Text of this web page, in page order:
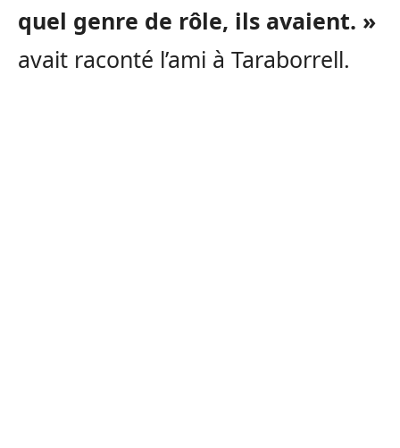
quel genre de rôle, ils avaient. »
avait raconté l’ami à Taraborrell.